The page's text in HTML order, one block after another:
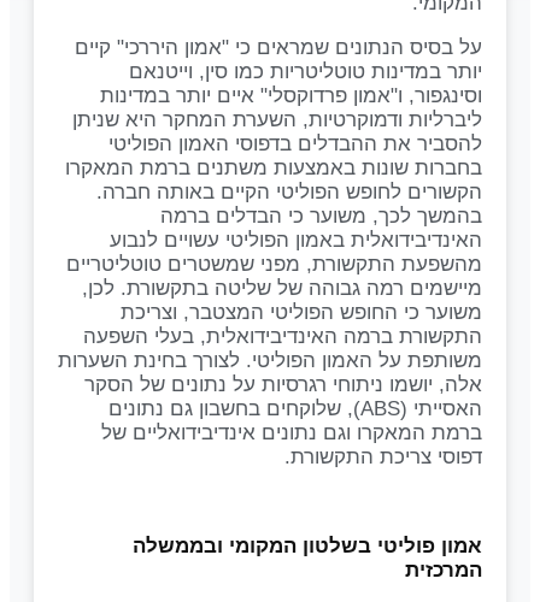
על בסיס הנתונים שמראים כי "אמון היררכי" קיים
יותר במדינות טוטליטריות כמו סין, וייטנאם
וסינגפור, ו"אמון פרדוקסלי" איים יותר במדינות
ליברליות ודמוקרטיות, השערת המחקר היא שניתן
להסביר את ההבדלים בדפוסי האמון הפוליטי
בחברות שונות באמצעות משתנים ברמת המאקרו
הקשורים לחופש הפוליטי הקיים באותה חברה.
בהמשך לכך, משוער כי הבדלים ברמה
האינדיבידואלית באמון הפוליטי עשויים לנבוע
מהשפעת התקשורת, מפני שמשטרים טוטליטריים
מיישמים רמה גבוהה של שליטה בתקשורת. לכן,
משוער כי החופש הפוליטי המצטבר, וצריכת
התקשורת ברמה האינדיבידואלית, בעלי השפעה
משותפת על האמון הפוליטי. לצורך בחינת השערות
אלה, יושמו ניתוחי רגרסיות על נתונים של הסקר
האסייתי (ABS), שלוקחים בחשבון גם נתונים
ברמת המאקרו וגם נתונים אינדיבידואליים של
דפוסי צריכת התקשורת.
אמון פוליטי בשלטון המקומי ובממשלה
המרכזית